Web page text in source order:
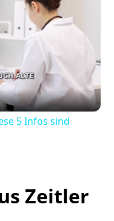
5 Infos sind
Zeitler